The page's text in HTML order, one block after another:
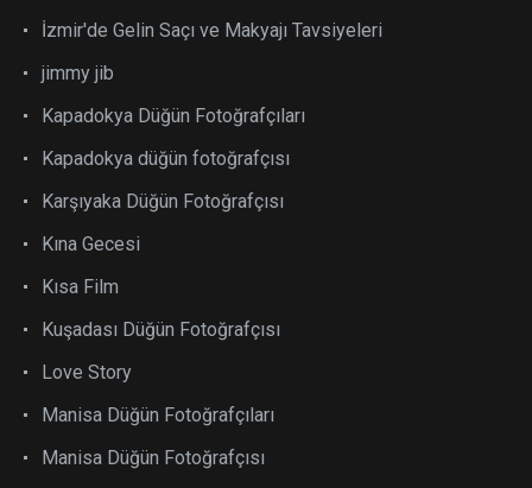
İzmir'de Gelin Saçı ve Makyajı Tavsiyeleri
jimmy jib
Kapadokya Düğün Fotoğrafçıları
Kapadokya düğün fotoğrafçısı
Karşıyaka Düğün Fotoğrafçısı
Kına Gecesi
Kısa Film
Kuşadası Düğün Fotoğrafçısı
Love Story
Manisa Düğün Fotoğrafçıları
Manisa Düğün Fotoğrafçısı